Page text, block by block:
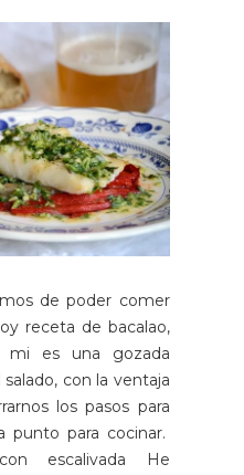
de poder comer
receta de bacalao,
mi es una gozada
con la ventaja
los pasos para
punto para cocinar.
escalivada He